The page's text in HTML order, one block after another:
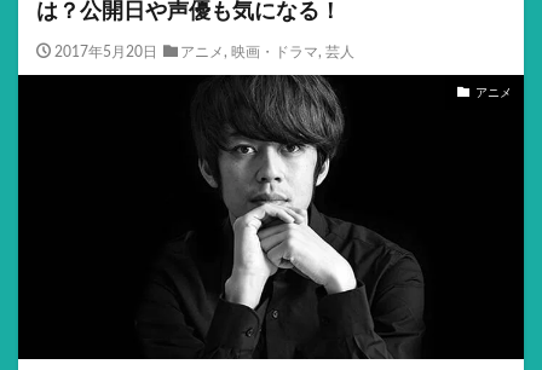
は？公開日や声優も気になる！
2017年5月20日 アニメ , 映画・ドラマ, 芸人
アニメ